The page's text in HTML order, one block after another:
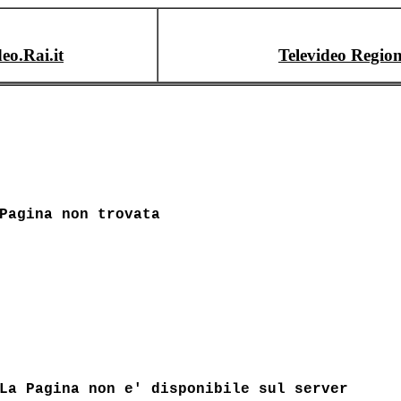
Televideo
Pagina non trovata
La Pagina non e' disponibile sul server